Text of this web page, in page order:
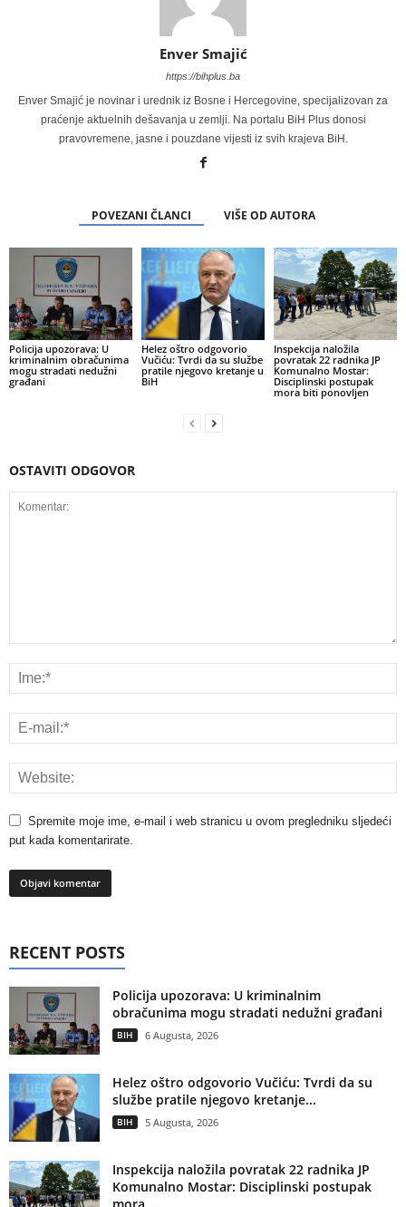
Enver Smajić
https://bihplus.ba
Enver Smajić je novinar i urednik iz Bosne i Hercegovine, specijalizovan za
praćenje aktuelnih dešavanja u zemlji. Na portalu BiH Plus donosi
pravovremene, jasne i pouzdane vijesti iz svih krajeva BiH.
POVEZANI ČLANCI VIŠE OD AUTORA
Policija upozorava: U
kriminalnim obračunima
mogu stradati nedužni
građani
Helez oštro odgovorio
Vučiću: Tvrdi da su službe
pratile njegovo kretanje u
BiH
Inspekcija naložila
povratak 22 radnika JP
Komunalno Mostar:
Disciplinski postupak
mora biti ponovljen
OSTAVITI ODGOVOR
Spremite moje ime, e-mail i web stranicu u ovom pregledniku sljedeći
put kada komentarirate.
RECENT POSTS
Policija upozorava: U kriminalnim
obračunima mogu stradati nedužni građani
BIH 6 Augusta, 2026
Helez oštro odgovorio Vučiću: Tvrdi da su
službe pratile njegovo kretanje...
BIH 5 Augusta, 2026
Inspekcija naložila povratak 22 radnika JP
Komunalno Mostar: Disciplinski postupak